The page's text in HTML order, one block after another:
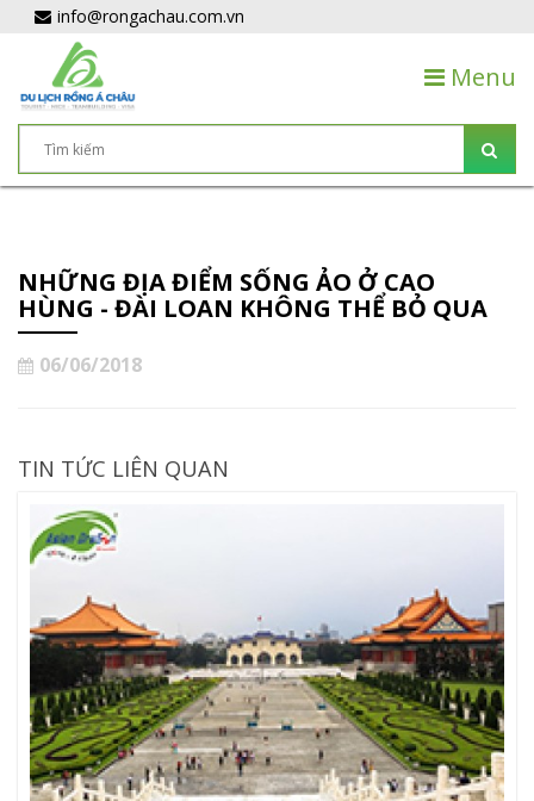
info@rongachau.com.vn
Menu
NHỮNG ĐỊA ĐIỂM SỐNG ẢO Ở CAO
HÙNG - ĐÀI LOAN KHÔNG THỂ BỎ QUA
06/06/2018
TIN TỨC LIÊN QUAN